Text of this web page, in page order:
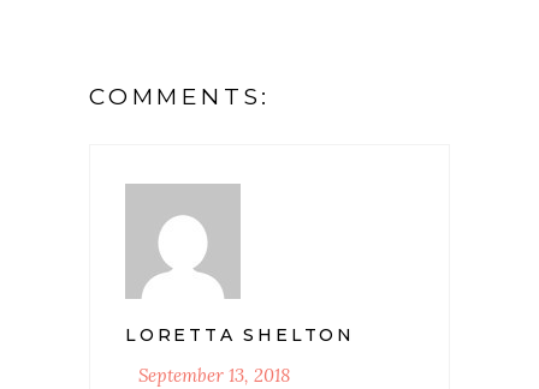
COMMENTS:
LORETTA SHELTON
September 13, 2018